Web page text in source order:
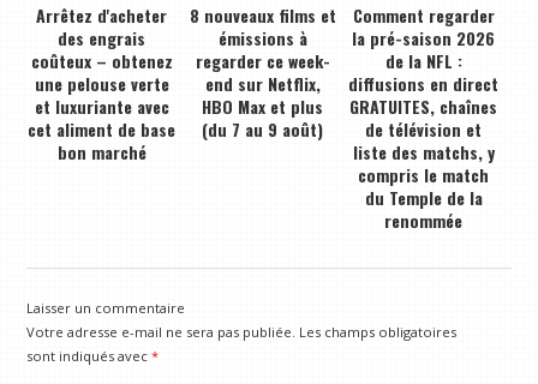
Arrêtez d'acheter
des engrais
coûteux – obtenez
une pelouse verte
et luxuriante avec
cet aliment de base
bon marché
8 nouveaux films et
émissions à
regarder ce week-
end sur Netflix,
HBO Max et plus
(du 7 au 9 août)
Comment regarder
la pré-saison 2026
de la NFL :
diffusions en direct
GRATUITES, chaînes
de télévision et
liste des matchs, y
compris le match
du Temple de la
renommée
Laisser un commentaire
Votre adresse e-mail ne sera pas publiée. Les champs obligatoires
sont indiqués avec*